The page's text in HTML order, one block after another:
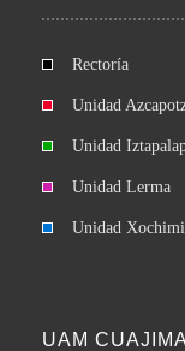
Rectoría
Unidad
Unidad
Unidad Lerma
Unidad
UAM